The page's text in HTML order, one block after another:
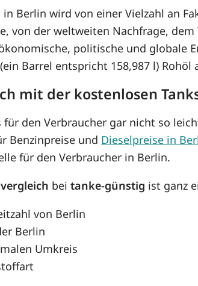
in Berlin wird von einer Vielzahl an
von der weltweiten Nachfrage,
politische und globale
Barrel entspricht 158,987 l)
mit der kostenlosen
für den Verbraucher gar nicht so
Benzinpreise und Dieselpreise in
für den Verbraucher in Berlin.
beitanke-günstig ist ganz
von Berlin
Berlin
Umkreis